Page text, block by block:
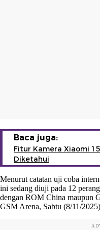
Baca juga:
Fitur Kamera Xiaomi
Diketahui
Menurut catatan uji coba
ini sedang diuji pada 12
dengan ROM China maupun
GSM Arena, Sabtu (8/11/